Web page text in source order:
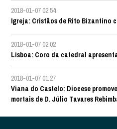
2018-01-07 02:54
Igreja: Cristãos de Rito Bizantino
2018-01-07 02:02
Lisboa: Coro da catedral
2018-01-07 01:27
Viana do Castelo: Diocese
mortais de D. Júlio Tavares